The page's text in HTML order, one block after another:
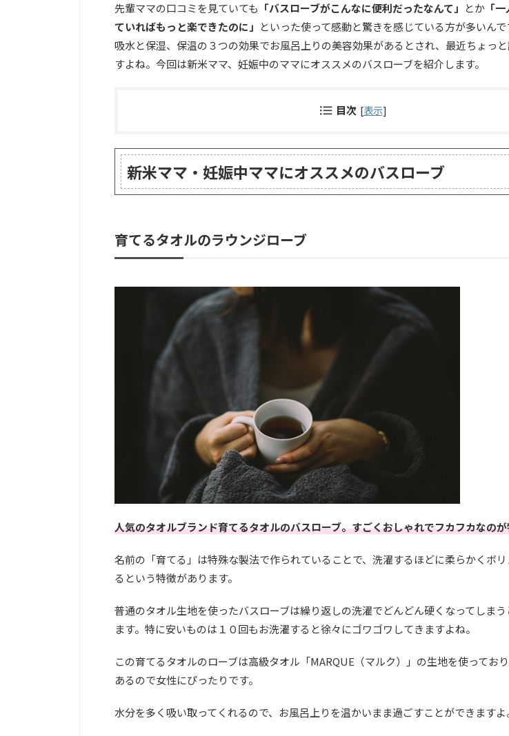
先輩ママの口コミを見ていても 「バスローブがこんなに便利だったなんて」 とか 「
ていればもっと楽できたのに」 といった使って感動と驚きを感じている方が多いんで
吸水と保湿、保温の３つの効果でお風呂上りの美容効果があるとされ、最近ちょっ
すよね。今回は新米ママ、妊娠中のママにオススメのバスローブを紹介します。
目次 [表示]
新米ママ・妊娠中ママにオススメのバスローブ
育てるタオルのラウンジローブ
人気のタオルブランド育てるタオルのバスローブ。すごくおしゃれでフカフカなの
名前の「育てる」は特殊な製法で作られていることで、洗濯するほどに柔らかくボ
るという特徴があります。
普通のタオル生地を使ったバスローブは繰り返しの洗濯でどんどん硬くなってしま
ます。特に安いものは１０回もお洗濯すると徐々にゴワゴワしてきますよね。
この育てるタオルのローブは高級タオル「MARQUE（マルク）」の生地を使ってお
あるので女性にぴったりです。
水分を多く吸い取ってくれるので、お風呂上りを温かいまま過ごすことができますよ